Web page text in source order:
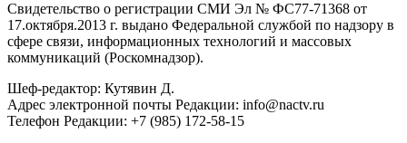
Свидетельство о регистрации СМИ Эл № ФС77-71368 от
17.октября.2013 г. выдано Федеральной службой по надзору в
сфере связи, информационных технологий и массовых
коммуникаций (Роскомнадзор).
Шеф-редактор: Кутявин Д.
Адрес электронной почты Редакции: info@nactv.ru
Телефон Редакции: +7 (985) 172-58-15